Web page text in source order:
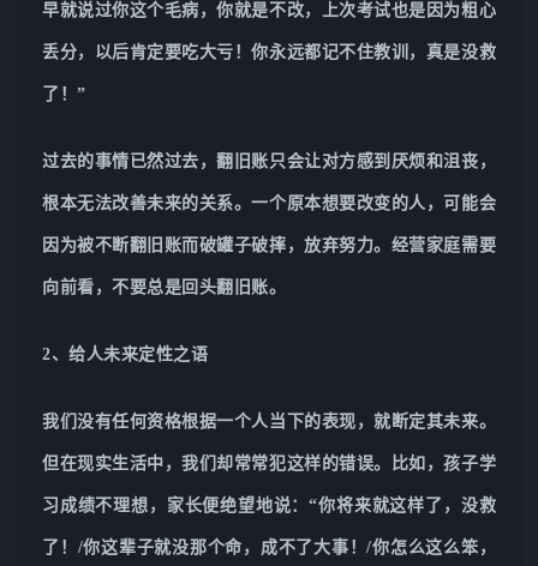
早就说过你这个毛病，你就是不改，上次考试也是因为粗心
丢分，以后肯定要吃大亏！你永远都记不住教训，真是没救
了！”
过去的事情已然过去，翻旧账只会让对方感到厌烦和沮丧，
根本无法改善未来的关系。一个原本想要改变的人，可能会
因为被不断翻旧账而破罐子破摔，放弃努力。经营家庭需要
向前看，不要总是回头翻旧账。
2、给人未来定性之语
我们没有任何资格根据一个人当下的表现，就断定其未来。
但在现实生活中，我们却常常犯这样的错误。比如，孩子学
习成绩不理想，家长便绝望地说：“你将来就这样了，没救
了！/你这辈子就没那个命，成不了大事！/你怎么这么笨，